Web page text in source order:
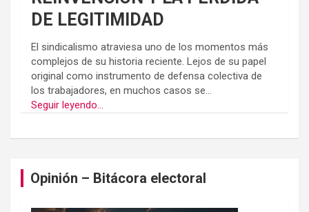
DE LEGITIMIDAD
El sindicalismo atraviesa uno de los momentos más
complejos de su historia reciente. Lejos de su papel
original como instrumento de defensa colectiva de
los trabajadores, en muchos casos se...
Seguir leyendo...
Opinión – Bitácora electoral